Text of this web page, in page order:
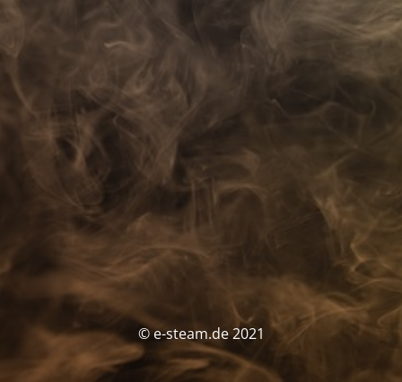
© e-steam.de 2021